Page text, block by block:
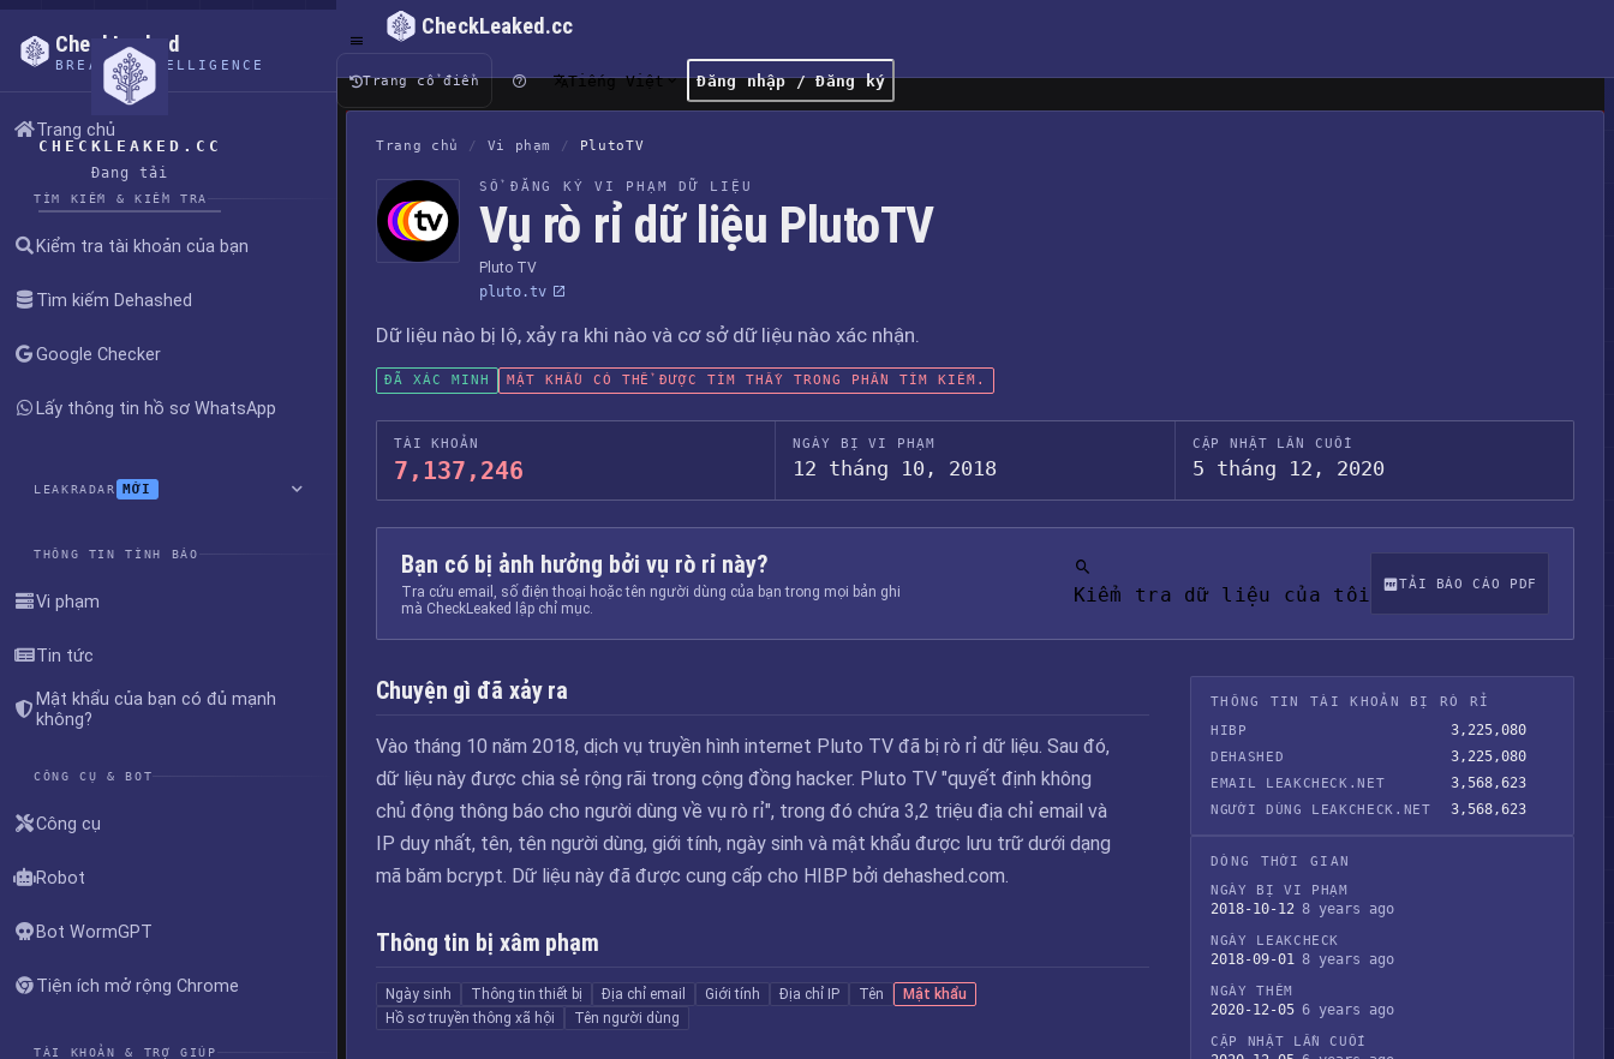
CHECKLEAKED.CC
Đang tải
CheckLeaked
BREACH INTELLIGENCE
Trang chủ
TÌM KIẾM & KIỂM TRA
Kiểm tra tài khoản của bạn
Tìm kiếm Dehashed
Google Checker
Lấy thông tin hồ sơ WhatsApp
LEAKRADAR MỚI
THÔNG TIN TÌNH BÁO
Vi phạm
Tin tức
Mật khẩu của bạn có đủ mạnh
không?
CÔNG CỤ & BOT
Công cụ
Robot
Bot WormGPT
Tiện ích mở rộng Chrome
TÀI KHOẢN & TRỢ GIÚP
CheckLeaked.cc
Trang cổ điển Tiếng Việt Đăng nhập / Đăng ký
Trang chủ / Vi phạm / PlutoTV
SỔ ĐĂNG KÝ VI PHẠM DỮ LIỆU
Vụ rò rỉ dữ liệu PlutoTV
Pluto TV
pluto.tv
Dữ liệu nào bị lộ, xảy ra khi nào và cơ sở dữ liệu nào xác nhận.
ĐÃ XÁC MINH MẬT KHẨU CÓ THỂ ĐƯỢC TÌM THẤY TRONG PHẦN TÌM KIẾM.
TÀI KHOẢN
7,137,246
NGÀY BỊ VI PHẠM
12 tháng 10, 2018
CẬP NHẬT LẦN CUỐI
5 tháng 12, 2020
Bạn có bị ảnh hưởng bởi vụ rò rỉ này?
Tra cứu email, số điện thoại hoặc tên người dùng của bạn trong mọi bản ghi
mà CheckLeaked lập chỉ mục.
Kiểm tra dữ liệu của tôi TẢI BÁO CÁO PDF
Chuyện gì đã xảy ra
Vào tháng 10 năm 2018, dịch vụ truyền hình internet Pluto TV đã bị rò rỉ dữ liệu. Sau đó,
dữ liệu này được chia sẻ rộng rãi trong cộng đồng hacker. Pluto TV "quyết định không
chủ động thông báo cho người dùng về vụ rò rỉ", trong đó chứa 3,2 triệu địa chỉ email và
IP duy nhất, tên, tên người dùng, giới tính, ngày sinh và mật khẩu được lưu trữ dưới dạng
mã băm bcrypt. Dữ liệu này đã được cung cấp cho HIBP bởi dehashed.com.
Thông tin bị xâm phạm
Ngày sinh Thông tin thiết bị Địa chỉ email Giới tính Địa chỉ IP Tên
Mật khẩu
Hồ sơ truyền thông xã hội
Tên người dùng
THÔNG TIN TÀI KHOẢN BỊ RÒ RỈ
HIBP
3,225,080
DEHASHED 3,225,080
EMAIL LEAKCHECK.NET 3,568,623
NGƯỜI DÙNG LEAKCHECK.NET 3,568,623
DÒNG THỜI GIAN
NGÀY BỊ VI PHẠM
2018-10-12 8 years ago
NGÀY LEAKCHECK
2018-09-01 8 years ago
NGÀY THÊM
2020-12-05 6 years ago
CẬP NHẬT LẦN CUỐI